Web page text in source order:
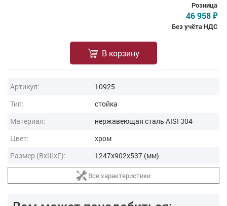
Розница
46 958 ₽
Без учёта НДС
В корзину
Артикул:
10925
Тип:
стойка
Материал:
нержавеющая cталь AISI 304
Цвет:
хром
Размер (ВxШxГ):
1247x902x537 (мм)
Все характеристики